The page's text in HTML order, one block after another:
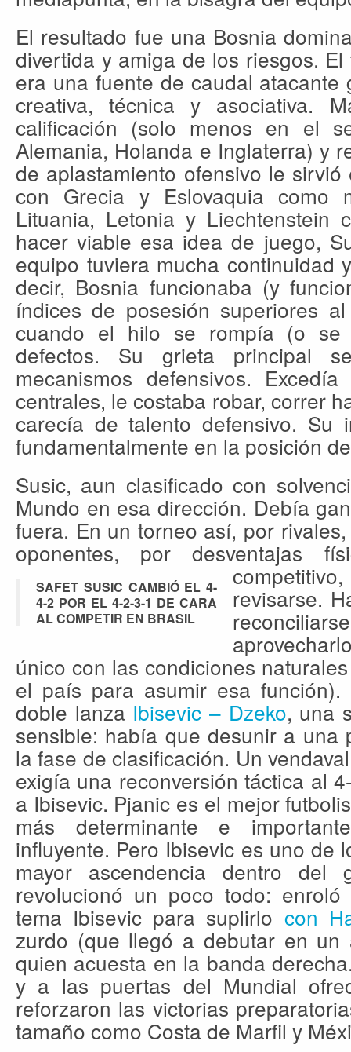
El resultado fue una Bosnia
divertida y amiga de los riesgos.
era una fuente de caudal atacante
creativa, técnica y asociativa.
calificación (solo menos en el
Alemania, Holanda e Inglaterra) y
de aplastamiento ofensivo le
con Grecia y Eslovaquia como
Lituania, Letonia y Liechtenstein
hacer viable esa idea de juego,
equipo tuviera mucha continuidad
decir, Bosnia funcionaba (y
índices de posesión superiores
cuando el hilo se rompía (o se
defectos. Su grieta principal
mecanismos defensivos.
centrales, le costaba robar, correr
carecía de talento defensivo. Su
fundamentalmente en la posición
Susic, aun clasificado con
Mundo en esa dirección. Debía
fuera. En un torneo así, por
oponentes, por desventajas
competitivo,
SAFET SUSIC CAMBIÓ EL 4-
4-2 POR EL 4-2-3-1 DE CARA
AL COMPETIR EN BRASIL
revisarse.
único con las condiciones
el país para asumir esa
doble lanza Ibisevic – Dzeko, una
sensible: había que desunir a una
la fase de clasificación. Un
exigía una reconversión táctica al
a Ibisevic. Pjanic es el mejor
más determinante e
influyente. Pero Ibisevic es uno de
mayor ascendencia dentro del
revolucionó un poco todo:
tema Ibisevic para suplirlo con
zurdo (que llegó a debutar en un
quien acuesta en la banda
y a las puertas del Mundial
reforzaron las victorias
tamaño como Costa de Marfil y